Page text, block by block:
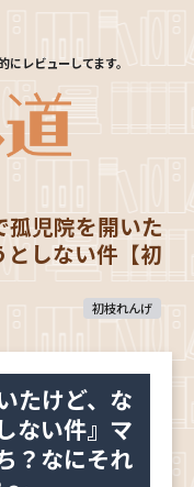
レビューしてます。
孤児院を開いた
しない件【初
初枝れんげ
たけど、な
ない件』マ
？なにそれ